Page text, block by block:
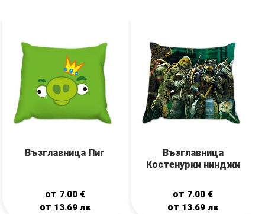
Възглавница Пиг
от 7.00 €
от 13.69 лв
Възглавница
Костенурки нинджи
от 7.00 €
от 13.69лв